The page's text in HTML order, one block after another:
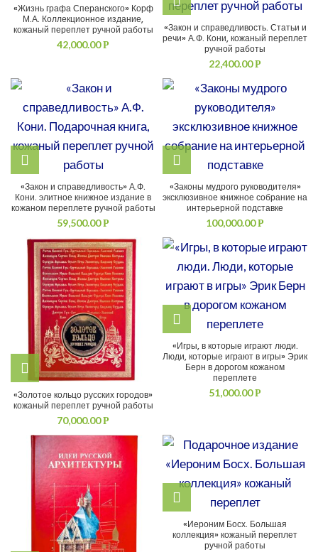
«Жизнь графа Сперанского» Корф
М.А. Коллекционное издание,
кожаный переплет ручной работы
42,000.00Р
«Закон и справедливость. Статьи и
речи» А.Ф. Кони, кожаный переплет
ручной работы
22,400.00Р
«Закон и справедливость» А.Ф.
Кони. элитное книжное издание в
кожаном переплете ручной работы
59,500.00Р
«Законы мудрого руководителя»
эксклюзивное книжное собрание на
интерьерной подставке
100,000.00Р
«Золотое кольцо русских городов»
кожаный переплет ручной работы
70,000.00Р
«Игры, в которые играют люди.
Люди, которые играют в игры» Эрик
Берн в дорогом кожаном
переплете
51,000.00Р
«Иероним Босх. Большая
коллекция» кожаный переплет
ручной работы